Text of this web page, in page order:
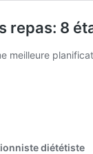
repas: 8
meilleure
diététiste